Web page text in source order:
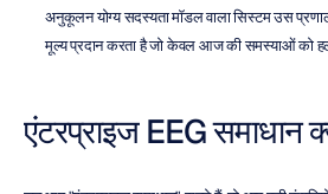
अनुकूलन योग्य सदस्यता मॉडल वाला सिस्टम उस
मूल्य प्रदान करता है जो केवल आज की समस्याओं को
एंटरप्राइज EEG समाधान